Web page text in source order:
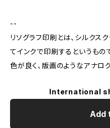
--
リソグラフ印刷とは、シルクス
てインクで印刷するというもの
色が良く、版画のようなアナロ
International
Add